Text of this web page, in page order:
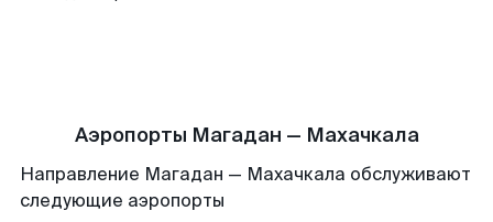
Аэропорты Магадан — Махачкала
Направление Магадан — Махачкала обслуживают
следующие аэропорты